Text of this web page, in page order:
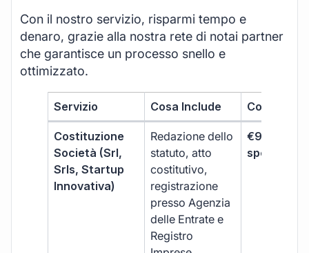
Con il nostro servizio, risparmi tempo e
denaro, grazie alla nostra rete di notai partner
che garantisce un processo snello e
ottimizzato.
Servizio Cosa Include Costo
Costituzione
Società (Srl,
Srls, Startup
Innovativa)
Redazione dello
statuto, atto
costitutivo,
registrazione
presso Agenzia
delle Entrate e
Registro
€99 + IVA
spese